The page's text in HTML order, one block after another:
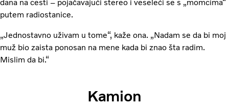
dana na cesti – pojačavajući stereo i veseleći se s „momcima“
putem radiostanice.
„Jednostavno uživam u tome“, kaže ona. „Nadam se da bi moj
muž bio zaista ponosan na mene kada bi znao šta radim.
Mislim da bi.“
Kamion